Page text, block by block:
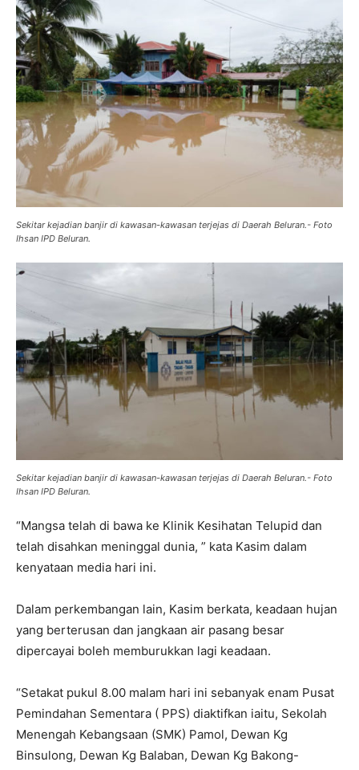
Sekitar kejadian banjir di kawasan-kawasan terjejas di Daerah Beluran.- Foto
Ihsan IPD Beluran.
Sekitar kejadian banjir di kawasan-kawasan terjejas di Daerah Beluran.- Foto
Ihsan IPD Beluran.
“Mangsa telah di bawa ke Klinik Kesihatan Telupid dan
telah disahkan meninggal dunia, ” kata Kasim dalam
kenyataan media hari ini.
Dalam perkembangan lain, Kasim berkata, keadaan hujan
yang berterusan dan jangkaan air pasang besar
dipercayai boleh memburukkan lagi keadaan.
“Setakat pukul 8.00 malam hari ini sebanyak enam Pusat
Pemindahan Sementara ( PPS) diaktifkan iaitu, Sekolah
Menengah Kebangsaan (SMK) Pamol, Dewan Kg
Binsulong, Dewan Kg Balaban, Dewan Kg Bakong-